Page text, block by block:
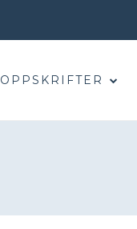
OPPSKRIFTER